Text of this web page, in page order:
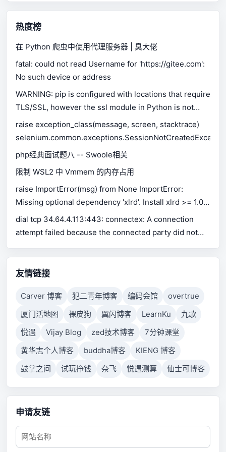
热度榜
在 Python 爬虫中使用代理服务器 | 臭大佬
fatal: could not read Username for 'https://gitee.com':
No such device or address
WARNING: pip is configured with locations that require
TLS/SSL, however the ssl module in Python is not
available.
raise exception_class(message, screen, stacktrace)
php经典面试题八 -- Swoole相关
限制 WSL2 中 Vmmem 的内存占用
raise ImportError(msg) from None ImportError:
Missing optional dependency 'xlrd'. Install xlrd >= 1.0.0
for Excel support Use pip or conda to install xlrd.
dial tcp 34.64.4.113:443: connectex: A connection
attempt failed because the connected party did not
connection failed because connected host has failed
to respond.
友情链接
Carver 博客 犯二青年博客 编码会馆
overtrue
厦门活地图
裸皮狗 翼闪博客 LearnKu
九歌
悦遇
Vijay Blog zed技术博客
7分钟课堂
黄华志个人博客
buddha博客
KIENG 博客
鼓掌之间
试玩挣钱 奈飞 悦遇测算 仙士可博客
申请友链